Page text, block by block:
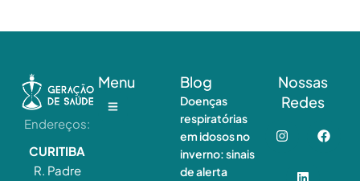
Endereços:
CURITIBA
R. Padre
Menu Blog
Doenças
respiratórias
em idosos no
inverno: sinais
de alerta
Nossas
Redes